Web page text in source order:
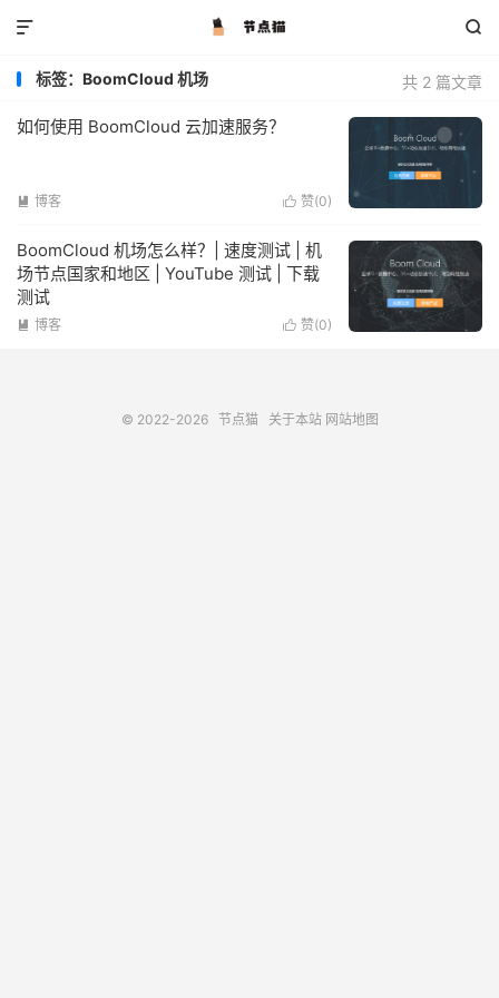


共 2 篇文章
标签：BoomCloud 机场
如何使用 BoomCloud 云加速服务？
 赞(0)
 博客
BoomCloud 机场怎么样？| 速度测试 | 机
场节点国家和地区 | YouTube 测试 | 下载
测试
 赞(0)
 博客
© 2022-2026 节点猫 关于本站 网站地图